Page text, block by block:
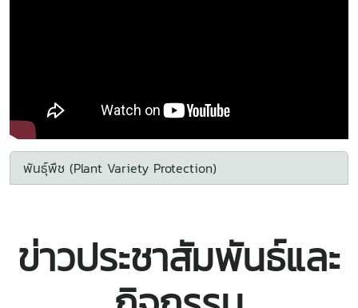
พันธุ์พืช (Plant Variety Protection)
ข่าวประชาสัมพันธ์และ
กิจกรรม